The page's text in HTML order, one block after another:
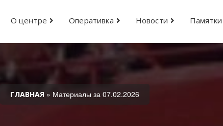
О центре Оперативка Новости Памятки
ГЛАВНАЯ » Материалы за 07.02.2026